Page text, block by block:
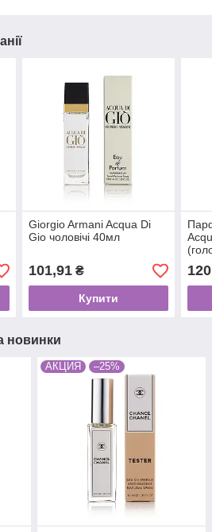
Giorgio Armani Acqua Di
Gio чоловічі 40мл
101,91₴
Купити
новинки
АКЦИЯ –25%